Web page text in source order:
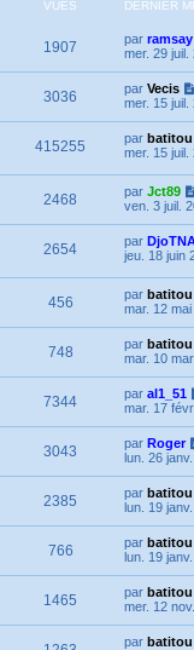
VUES DERNIER
1907 par ramsay
mer. 29 juil.
3036 par Vecis
mer. 15 juil.
415255 par batitou
mer. 15 juil.
2468 par Jct89
ven. 3 juil.
2654 par
jeu. 18 juin
456 par batitou
mar. 12
748 par batitou
mar. 10
7344 par al1_51
mar. 17
3043 par Roger
lun. 26
2385 par batitou
lun. 19
766 par batitou
lun. 19
1465 par batitou
mer. 12
par batitou